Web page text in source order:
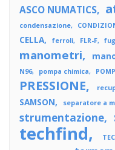
ASCO NUMATICS
condensazione
CELLA
ferroli FLR-F
manometri
N96
pompa chimica
PRESSIONE
SAMSON
separatore a
strumentazione
techfind